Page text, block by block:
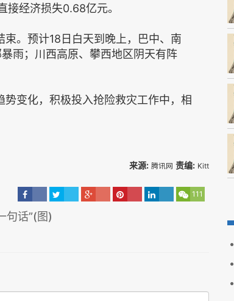
接经济损失0.68亿元。
。预计18日白天到晚上，巴中、南
雨；川西高原、攀西地区阴天有阵
变化，积极投入抢险救灾工作中，相
来源: 腾讯网 责编: Kitt
111
句话”(图)